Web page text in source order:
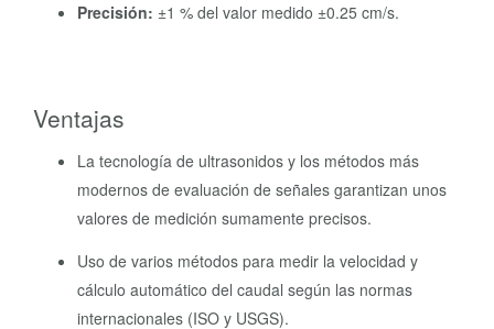
Precisión: ±1 % del valor medido ±0.25 cm/s.
Ventajas
La tecnología de ultrasonidos y los métodos más
modernos de evaluación de señales garantizan unos
valores de medición sumamente precisos.
Uso de varios métodos para medir la velocidad y
cálculo automático del caudal según las normas
internacionales (ISO y USGS).